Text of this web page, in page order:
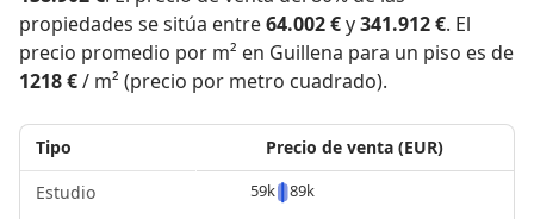
propiedades se sitúa entre64.002 €y341.912 €. El
precio promedio por m² en Guillena para un piso es de
1218 €/ m² (precio por metro cuadrado).
Tipo
Estudio
Precio de venta (EUR)
59k
89k